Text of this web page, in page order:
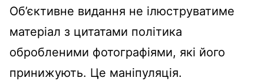
Об’єктивне видання не ілюструватиме
матеріал з цитатами політика
обробленими фотографіями, які його
принижують. Це маніпуляція.